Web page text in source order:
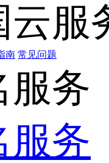
云服
南 常见问题
服务
服务